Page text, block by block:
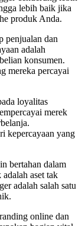
lebih baik jika
produk Anda.
penjualan dan
adalah
konsumen.
mereka percayai
loyalitas
merek
kepercayaan yang
bertahan dalam
aset tak
adalah salah satu
online dan